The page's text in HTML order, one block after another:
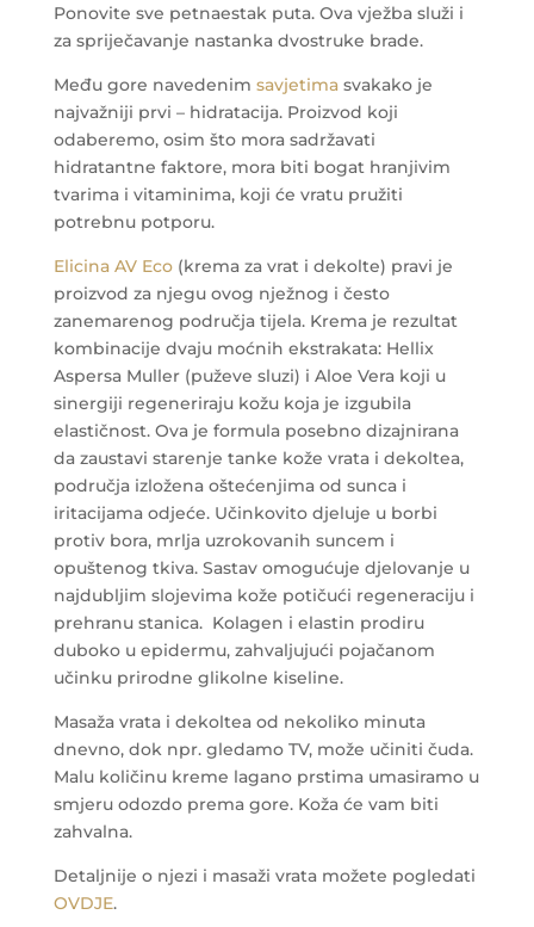
Ponovite sve petnaestak puta. Ova vježba služi i
za spriječavanje nastanka dvostruke brade.
Među gore navedenim savjetimasvakako je
najvažniji prvi – hidratacija. Proizvod koji
odaberemo, osim što mora sadržavati
hidratantne faktore, mora biti bogat hranjivim
tvarima i vitaminima, koji će vratu pružiti
potrebnu potporu.
Elicina AV Eco(krema za vrat i dekolte) pravi je
proizvod za njegu ovog nježnog i često
zanemarenog područja tijela. Krema je rezultat
kombinacije dvaju moćnih ekstrakata: Hellix
Aspersa Muller (puževe sluzi) i Aloe Vera koji u
sinergiji regeneriraju kožu koja je izgubila
elastičnost. Ova je formula posebno dizajnirana
da zaustavi starenje tanke kože vrata i dekoltea,
područja izložena oštećenjima od sunca i
iritacijama odjeće. Učinkovito djeluje u borbi
protiv bora, mrlja uzrokovanih suncem i
opuštenog tkiva. Sastav omogućuje djelovanje u
najdubljim slojevima kože potičući regeneraciju i
prehranu stanica. Kolagen i elastin prodiru
duboko u epidermu, zahvaljujući pojačanom
učinku prirodne glikolne kiseline.
Masaža vrata i dekoltea od nekoliko minuta
dnevno, dok npr. gledamo TV, može učiniti čuda.
Malu količinu kreme lagano prstima umasiramo u
smjeru odozdo prema gore. Koža će vam biti
zahvalna.
Detaljnije o njezi i masaži vrata možete pogledati
OVDJE.